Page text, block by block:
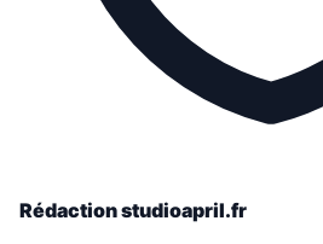
Rédaction studioapril.fr